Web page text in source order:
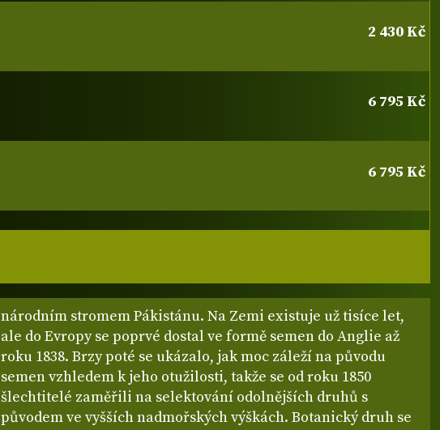
národním stromem Pákistánu. Na Zemi existuje už tisíce let,
ale do Evropy se poprvé dostal ve formě semen do Anglie až
roku 1838. Brzy poté se ukázalo, jak moc záleží na původu
semen vzhledem k jeho otužilosti, takže se od roku 1850
šlechtitelé zaměřili na selektování odolnějších druhů s
původem ve vyšších nadmořských výškách. Botanický druh se
2 430 Kč
6 795 Kč
6 795 Kč